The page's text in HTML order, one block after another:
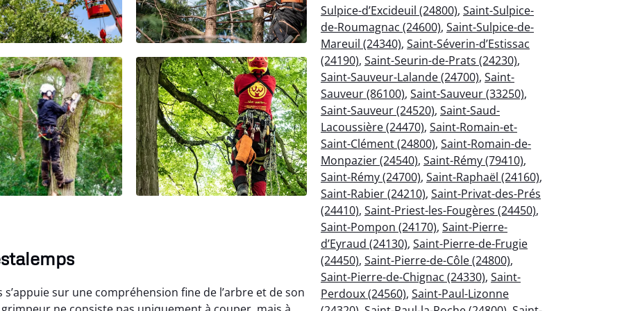
sur une compréhension fine de l’arbre et de son
Sulpice-d’Excideuil (24800), Saint-Sulpice-
de-Roumagnac (24600), Saint-Sulpice-de-
Mareuil (24340), Saint-Séverin-d’Estissac
(24190), Saint-Seurin-de-Prats (24230),
Saint-Sauveur-Lalande (24700), Saint-
Sauveur (86100), Saint-Sauveur (33250),
Saint-Sauveur (24520), Saint-Saud-
Lacoussière (24470), Saint-Romain-et-
Saint-Clément (24800), Saint-Romain-de-
Monpazier (24540), Saint-Rémy (79410),
Saint-Rémy (24700), Saint-Raphaël (24160),
Saint-Rabier (24210), Saint-Privat-des-Prés
(24410), Saint-Priest-les-Fougères (24450),
Saint-Pompon (24170), Saint-Pierre-
d’Eyraud (24130), Saint-Pierre-de-Frugie
(24450), Saint-Pierre-de-Côle (24800),
Saint-Pierre-de-Chignac (24330), Saint-
Perdoux (24560), Saint-Paul-Lizonne